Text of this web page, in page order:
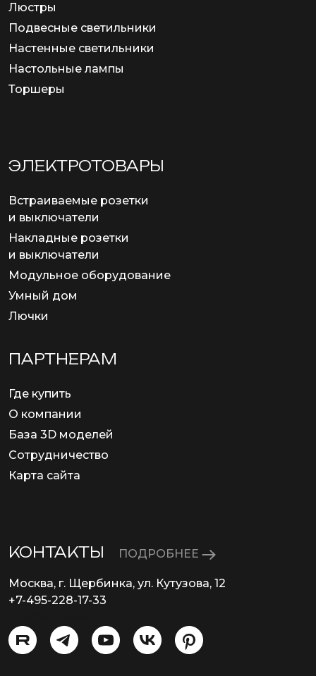
Люстры
Подвесные светильники
Настенные светильники
Настольные лампы
Торшеры
ЭЛЕКТРОТОВАРЫ
Встраиваемые розетки
и выключатели
Накладные розетки
и выключатели
Модульное оборудование
Умный дом
Лючки
ПАРТНЕРАМ
Где купить
О компании
База 3D моделей
Сотрудничество
Карта сайта
КОНТАКТЫ ПОДРОБНЕЕ
Москва, г. Щербинка, ул. Кутузова, 12
+7-495-228-17-33